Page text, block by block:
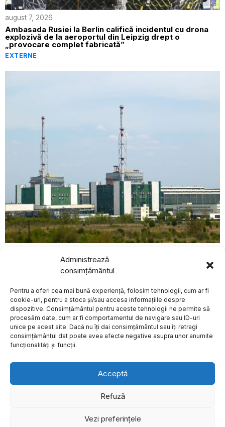
Administrează
consimțământul
Pentru a oferi cea mai bună experiență, folosim tehnologii, cum ar fi
cookie-uri, pentru a stoca și/sau accesa informațiile despre
dispozitive. Consimțământul pentru aceste tehnologii ne permite să
procesăm date, cum ar fi comportamentul de navigare sau ID-uri
unice pe acest site. Dacă nu îți dai consimțământul sau îți retragi
consimțământul dat poate avea afecte negative asupra unor anumite
funcționalități și funcții.
Acceptă
Refuză
Vezi preferințele
august 7, 2026
Ambasada Rusiei la Berlin califică incidentul cu drona
explozivă de la aeroportul din Leipzig drept o
„provocare complet fabricată”
EXTERNE
Nivelul scăzut al Dunării afectează producția centralei
nucleare de la Cernavodă, în timp ce centrala Kozlodui
din Bulgaria funcționează normal și înregistrează
EXTERNE
Despre Politica de Confidențialitate Termeni și Conditii
Contact
Cookies
- Toate drepturile sunt rezervate.
BREAKING NEWS
Donald Trump publică
11 mesaje pe Truth
Social în mai puțin de
o oră
Președintele american
Donald Trump a fost activ
Accident rutier cu
patru vehicule și
zece persoane
implicate pe DN1, în
județul Sibiu
au fost implicate patru